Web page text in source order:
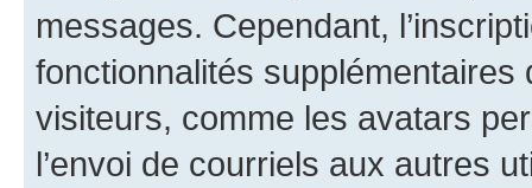
messages. Cependant,
fonctionnalités
visiteurs, comme les avatars
l’envoi de courriels aux autres